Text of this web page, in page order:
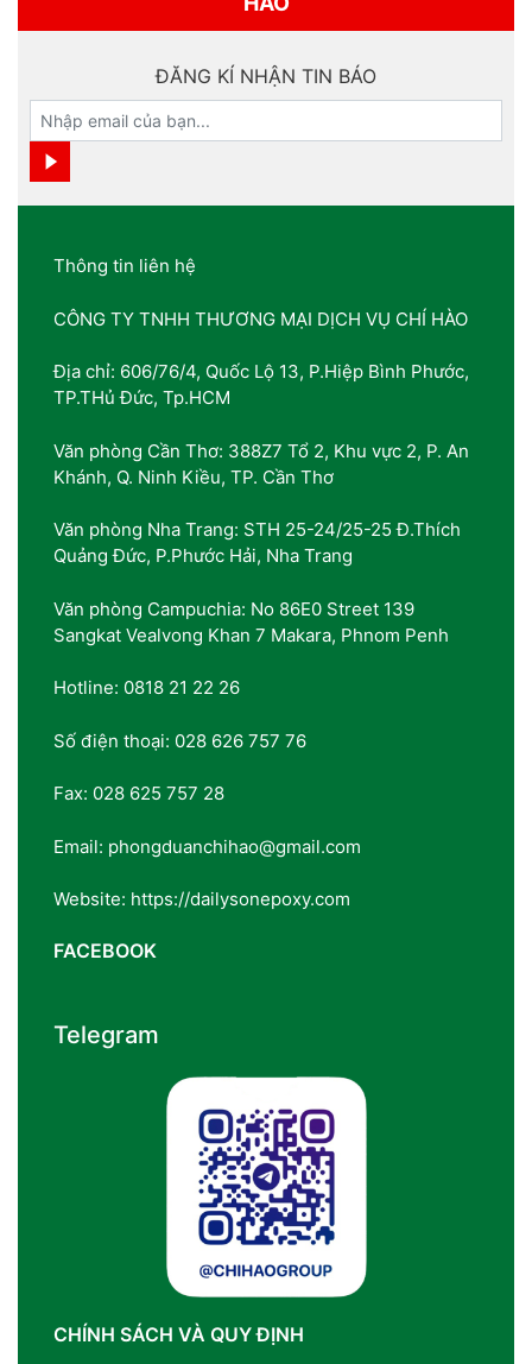
ĐĂNG KÍ NHẬN TIN BÁO
Thông tin liên hệ
CÔNG TY TNHH THƯƠNG MẠI DỊCH VỤ CHÍ HÀO
Địa chỉ: 606/76/4, Quốc Lộ 13, P.Hiệp Bình Phước,
TP.THủ Đức, Tp.HCM
Văn phòng Cần Thơ: 388Z7 Tổ 2, Khu vực 2, P. An
Khánh, Q. Ninh Kiều, TP. Cần Thơ
Văn phòng Nha Trang: STH 25-24/25-25 Đ.Thích
Quảng Đức, P.Phước Hải, Nha Trang
Văn phòng Campuchia: No 86E0 Street 139
Sangkat Vealvong Khan 7 Makara, Phnom Penh
Hotline: 0818 21 22 26
Số điện thoại: 028 626 757 76
Fax: 028 625 757 28
Email: phongduanchihao@gmail.com
Website: https://dailysonepoxy.com
FACEBOOK
Telegram
CHÍNH SÁCH VÀ QUY ĐỊNH